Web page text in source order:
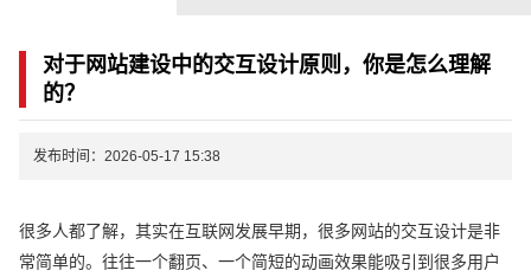
对于网站建设中的交互设计原则，你是怎么理解
的？
发布时间：2026-05-17 15:38
很多人都了解，其实在互联网发展早期，很多网站的交互设计是非
常简单的。往往一个翻页、一个简短的动画效果能吸引到很多用户